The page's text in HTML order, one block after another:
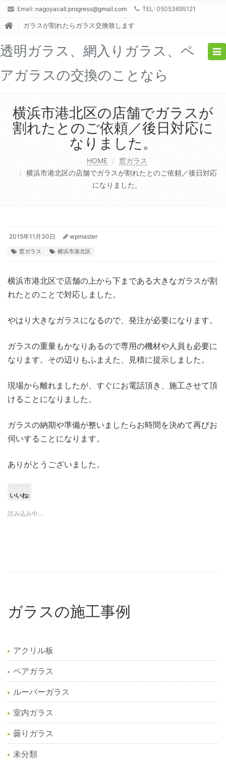
Email: nagoyacall.progress@gmail.com TEL: 05053695121
ガラスが割れたらガラス交換致します
透明ガラス、網入りガラス、ペ
アガラスの交換のことなら
横浜市港北区の店舗でガラスが
割れたとのご依頼／後日対応に
なりました。
HOME
窓ガラス
横浜市港北区の店舗でガラスが割れたとのご依頼／後日対応
になりました。
2015年11月30日 wpmaster
窓ガラス 横浜市港北区
横浜市港北区で店舗の上から下まである大きなガラスが割
れたとのことで対応しました。
やはり大きなガラスになるので、発注が必要になります。
ガラスの重量もかなりあるので専用の機材や人員も必要に
なります。その辺りもふまえた、見積に提示しました。
現場から離れましたが、すぐにお電話頂き、施工させて頂
けることになりました。
ガラスの納期や準備が整いましたらお時間を決めて再びお
伺いすることになります。
ありがとうございました。
いいね:
読み込み中…
ガラスの施工事例
アクリル板
ペアガラス
ルーバーガラス
室内ガラス
曇りガラス
未分類